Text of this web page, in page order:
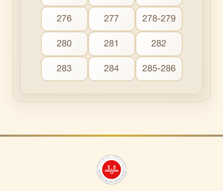
276 277 278-279
280 281 282
283 284 285-286